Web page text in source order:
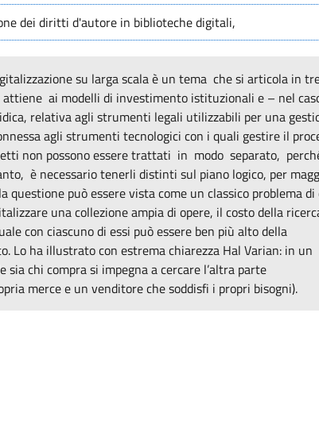
dei diritti d'autore in biblioteche digitali,
su larga scala è un tema che si articola in
ai modelli di investimento istituzionali e – nel
relativa agli strumenti legali utilizzabili per una
agli strumenti tecnologici con i quali gestire il
non possono essere trattati in modo separato,
è necessario tenerli distinti sul piano logico, per
questione può essere vista come un classico problema
una collezione ampia di opere, il costo della
con ciascuno di essi può essere ben più alto della
Lo ha illustrato con estrema chiarezza Hal Varian: in un
chi compra si impegna a cercare l’altra parte
merce e un venditore che soddisfi i propri bisogni).